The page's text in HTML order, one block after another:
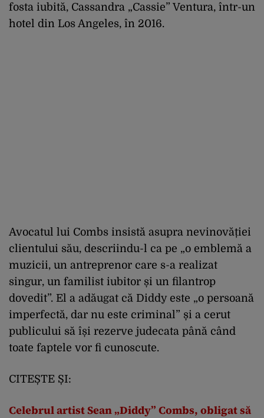
fosta iubită, Cassandra „Cassie” Ventura, într-un
hotel din Los Angeles, în 2016.
Avocatul lui Combs insistă asupra nevinovăției
clientului său, descriindu-l ca pe „o emblemă a
muzicii, un antreprenor care s-a realizat
singur, un familist iubitor și un filantrop
dovedit”. El a adăugat că Diddy este „o persoană
imperfectă, dar nu este criminal” și a cerut
publicului să își rezerve judecata până când
toate faptele vor fi cunoscute.
CITEȘTE ȘI:
Celebrul artist Sean „Diddy” Combs, obligat să